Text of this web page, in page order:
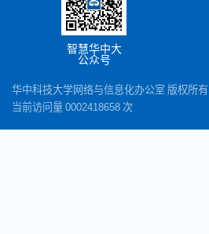
智慧华中大
公众号
华中科技大学网络与信息化办公室 版权所有
当前访问量 0002418658 次